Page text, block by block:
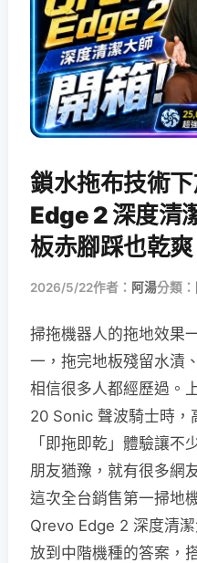
鎖水拖布技術
Edge 2 深度清
板赤腳踩也乾爽
2026/5/22作者： 阿湯分類：
掃拖機器人的拖地效果
一，拖完地板殘留水漬
相信很多人都經歷過。
20 Sonic 聲波騎士時，
「即拖即乾」體驗讓不
朋友猶豫，就有很多網
這次全台銷售第一掃地
Qrevo Edge 2 深度清
放到中階機種的答案，